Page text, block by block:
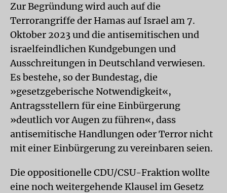
Zur Begründung wird auch auf die
Terrorangriffe der Hamas auf Israel am 7.
Oktober 2023 und die antisemitischen und
israelfeindlichen Kundgebungen und
Ausschreitungen in Deutschland verwiesen.
Es bestehe, so der Bundestag, die
»gesetzgeberische Notwendigkeit«,
Antragsstellern für eine Einbürgerung
»deutlich vor Augen zu führen«, dass
antisemitische Handlungen oder Terror nicht
mit einer Einbürgerung zu vereinbaren seien.
Die oppositionelle CDU/CSU-Fraktion wollte
eine noch weitergehende Klausel im Gesetz